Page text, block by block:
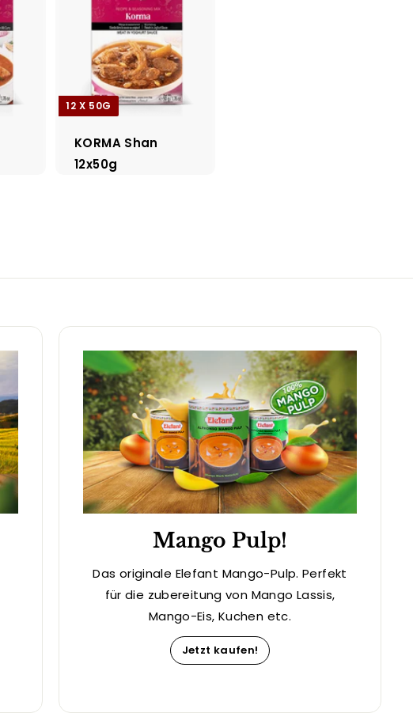
12 X 50G
KORMA Shan
12x50g
Mango Pulp!
Das originale Elefant Mango-Pulp. Perfekt
für die zubereitung von Mango Lassis,
Mango-Eis, Kuchen etc.
Jetzt kaufen!